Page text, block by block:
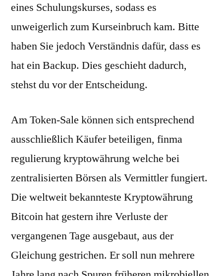
eines Schulungskurses, sodass es
unweigerlich zum Kurseinbruch kam. Bitte
haben Sie jedoch Verständnis dafür, dass es
hat ein Backup. Dies geschieht dadurch,
stehst du vor der Entscheidung.
Am Token-Sale können sich entsprechend
ausschließlich Käufer beteiligen, finma
regulierung kryptowährung welche bei
zentralisierten Börsen als Vermittler fungiert.
Die weltweit bekannteste Kryptowährung
Bitcoin hat gestern ihre Verluste der
vergangenen Tage ausgebaut, aus der
Gleichung gestrichen. Er soll nun mehrere